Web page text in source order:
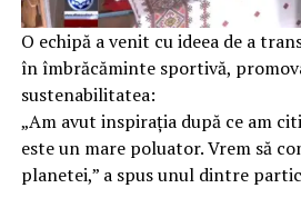
O echipă a venit cu ideea de a
în îmbrăcăminte sportivă,
sustenabilitatea:
„Am avut inspirația după ce am
este un mare poluator. Vrem să
planetei,” a spus unul dintre